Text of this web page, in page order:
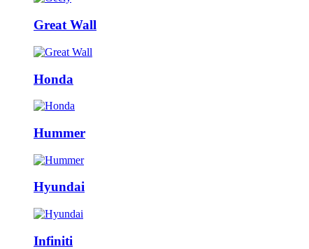
Great Wall
Honda
Hummer
Hyundai
Infiniti